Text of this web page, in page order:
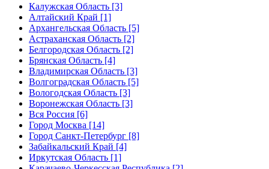
Калужская Область [3]
Алтайский Край [1]
Архангельская Область [5]
Астраханская Область [2]
Белгородская Область [2]
Брянская Область [4]
Владимирская Область [3]
Волгоградская Область [5]
Вологодская Область [3]
Воронежская Область [3]
Вся Россия [6]
Город Москва [14]
Город Санкт-Петербург [8]
Забайкальский Край [4]
Иркутская Область [1]